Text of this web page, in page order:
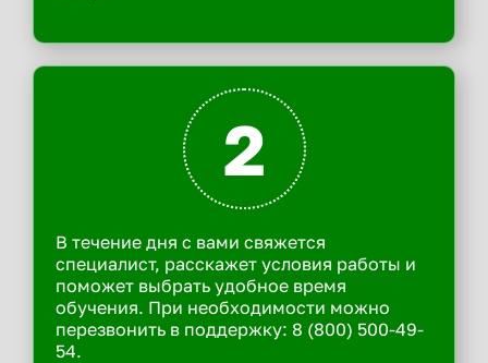
2
В течение дня с вами свяжется
специалист, расскажет условия работы и
поможет выбрать удобное время
обучения. При необходимости можно
перезвонить в поддержку: 8 (800) 500-49-
54.